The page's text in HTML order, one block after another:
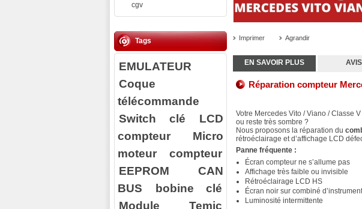
cgv
Tags
EMULATEUR
Coque
télécommande
Switch clé
LCD
compteur
Micro
moteur compteur
EEPROM
CAN
BUS
bobine clé
Module Temic
Imprimer Agrandir
EN SAVOIR PLUS
Réparation compteur
Votre Mercedes Vito / Viano / Classe V
ou reste très sombre ?
Nous proposons la réparation du
rétroéclairage et d’affichage LCD
Panne fréquente :
Écran compteur ne s’allume pas
Affichage très faible ou invisible
Rétroéclairage LCD HS
Écran noir sur combiné
Luminosité intermittente